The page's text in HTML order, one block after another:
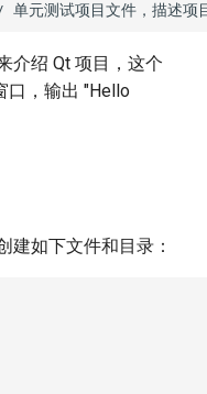
介绍 Qt 项目，这个
口，输出 "Hello
建如下文件和目录：